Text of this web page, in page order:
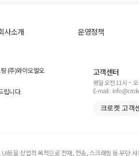
사소개 운영정책
(주)와이오엘오
립니다.
고객센터
평일 오전 11시 ~
E-mail :
크로켓 고객
등을 상업적 목적으로 전재, 전송, 스크래핑 등 무단